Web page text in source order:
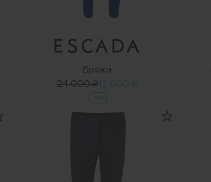
Брюки
24 000 ₽12 000 ₽
-50%